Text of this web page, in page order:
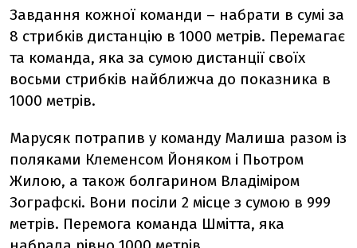
Завдання кожної команди – набрати в сумі за
8 стрибків дистанцію в 1000 метрів. Перемагає
та команда, яка за сумою дистанції своїх
восьми стрибків найближча до показника в
1000 метрів.
Марусяк потрапив у команду Малиша разом із
поляками Клеменсом Йоняком і Пьотром
Жилою, а також болгарином Владіміром
Зографскі. Вони посіли 2 місце з сумою в 999
метрів. Перемога команда Шмітта, яка